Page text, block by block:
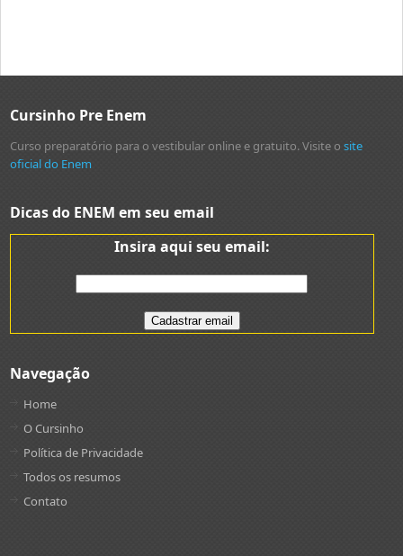
Cursinho Pre Enem
Curso preparatório para o vestibular online e gratuito. Visite osite
oficial do Enem
Dicas do ENEM em seu email
Insira aqui seu email:
Navegação
Home
O Cursinho
Política de Privacidade
Todos os resumos
Contato